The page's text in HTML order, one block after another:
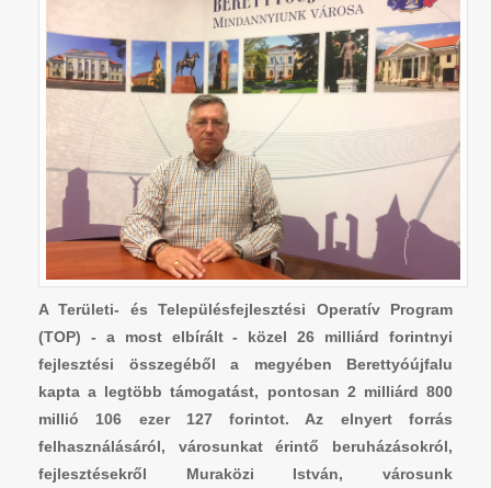
A Területi- és Településfejlesztési Operatív Program
(TOP) - a most elbírált - közel 26 milliárd forintnyi
fejlesztési összegéből a megyében Berettyóújfalu
kapta a legtöbb támogatást, pontosan 2 milliárd 800
millió 106 ezer 127 forintot. Az elnyert forrás
felhasználásáról, városunkat érintő beruházásokról,
fejlesztésekről Muraközi István, városunk